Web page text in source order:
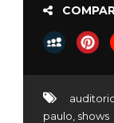
paulo, shows